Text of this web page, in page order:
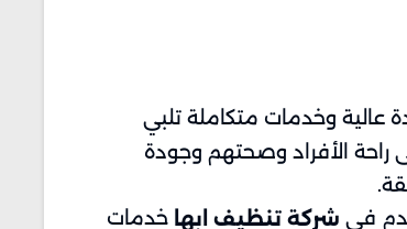
عالية وخدمات متكاملة تلبي
راحة الأفراد وصحتهم وجودة
في شركة تنظيف ابها خدمات